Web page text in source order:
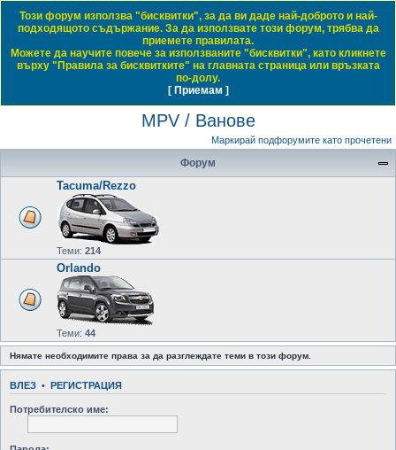
Daewoo & Chevrolet Club Bulgaria
ЧЗВ Правила на форума Влез
Регистрация
Начало форум
с
н
Виж активните теми
MPV / Ванове
Маркирай подфорумите като прочетени
Форум
Tacuma/Rezzo
Теми: 214
Orlando
Теми: 44
Нямате необходимите права за да разглеждате теми в този форум.
ВЛЕЗ • РЕГИСТРАЦИЯ
Потребителско име:
Този форум използва "бисквитки", за да ви даде най-доброто и най-
подходящото съдържание. За да използвате този форум, трябва да
приемете правилата.
Можете да научите повече за използваните "бисквитки", като кликнете
върху "Правила за бисквитките" на главната страница или връзката
по-долу.
[ Приемам ]